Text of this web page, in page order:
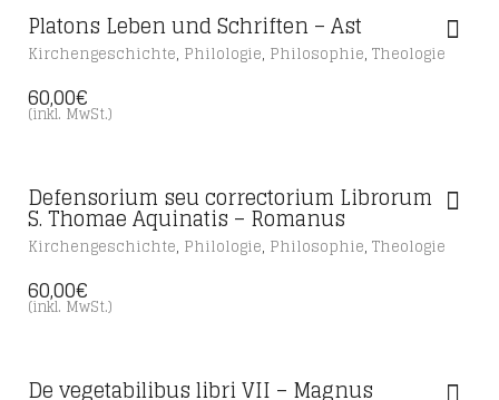
Platons Leben und Schriften – Ast
Kirchengeschichte, Philologie, Philosophie, Theologie
60,00€
(inkl. MwSt.)
Defensorium seu correctorium Librorum
S. Thomae Aquinatis – Romanus
Kirchengeschichte, Philologie, Philosophie, Theologie
60,00€
(inkl. MwSt.)
De vegetabilibus libri VII – Magnus